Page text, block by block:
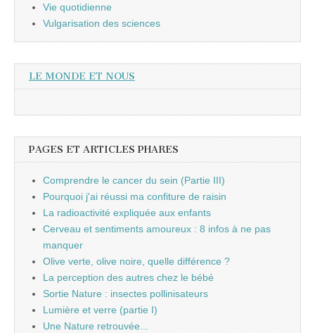
Vie quotidienne
Vulgarisation des sciences
LE MONDE ET NOUS
PAGES ET ARTICLES PHARES
Comprendre le cancer du sein (Partie III)
Pourquoi j'ai réussi ma confiture de raisin
La radioactivité expliquée aux enfants
Cerveau et sentiments amoureux : 8 infos à ne pas
manquer
Olive verte, olive noire, quelle différence ?
La perception des autres chez le bébé
Sortie Nature : insectes pollinisateurs
Lumière et verre (partie I)
Une Nature retrouvée...